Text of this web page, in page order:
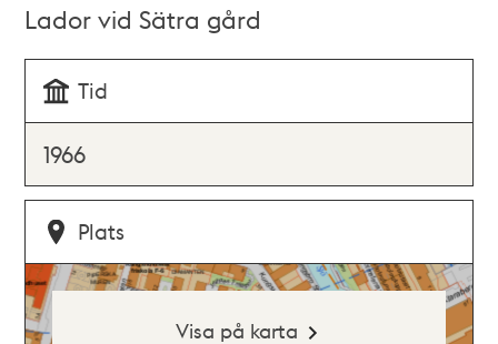
Lador vid Sätra gård
Tid
1966
Plats
Visa på karta